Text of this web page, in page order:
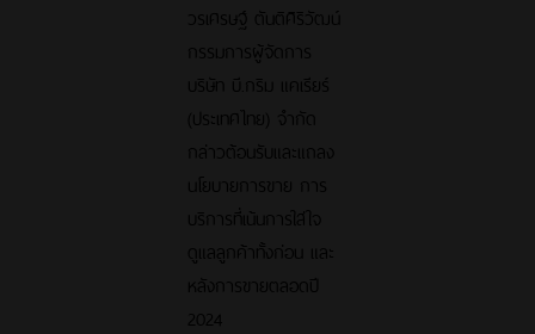
วรเศรษฐ์ ตันติศิริวัฒน์
กรรมการผู้จัดการ
บริษัท บี.กริม แคเรียร์
(ประเทศไทย) จำกัด
กล่าวต้อนรับและแถลง
นโยบายการขาย การ
บริการที่เน้นการใส่ใจ
ดูแลลูกค้าทั้งก่อน และ
หลังการขายตลอดปี
2024